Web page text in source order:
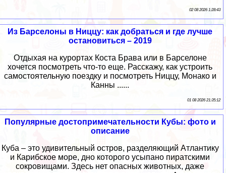
02 08 2026 1:28:43
Из Барселоны в Ниццу: как добраться и где лучше
остановиться – 2019
Отдыхая на курортах Коста Брава или в Барселоне
хочется посмотреть что-то еще. Расскажу, как устроить
самостоятельную поездку и посмотреть Ниццу, Монако и
Канны ......
01 08 2026 21:35:12
Популярные достопримечательности Кубы: фото и
описание
Куба – это удивительный остров, разделяющий Атлантику
и Карибское море, дно которого усыпано пиратскими
сокровищами. Здесь нет опасных животных, даже